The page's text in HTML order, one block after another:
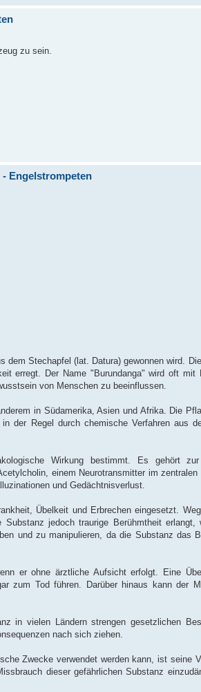
zu sein.
- Engelstrompeten
Stechapfel (lat. Datura) gewonnen wird.
erregt. Der Name "Burundanga" wird oft
von Menschen zu beeinflussen.
in Südamerika, Asien und Afrika. Die
der Regel durch chemische Verfahren aus
Wirkung bestimmt. Es gehört
einem Neurotransmitter im zentralen
und Gedächtnisverlust.
Übelkeit und Erbrechen eingesetzt.
jedoch traurige Berühmtheit
und zu manipulieren, da die Substanz das
er ohne ärztliche Aufsicht erfolgt. Eine
zum Tod führen. Darüber hinaus kann der
in vielen Ländern strengen gesetzlichen
nach sich ziehen.
Zwecke verwendet werden kann, ist seine
dieser gefährlichen Substanz